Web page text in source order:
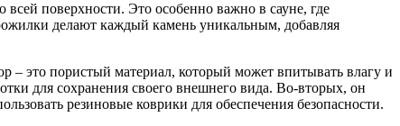
всей поверхности. Это особенно важно в сауне, где
делают каждый камень уникальным, добавляя
– это пористый материал, который может впитывать влагу и
для сохранения своего внешнего вида. Во-вторых, он
резиновые коврики для обеспечения безопасности.